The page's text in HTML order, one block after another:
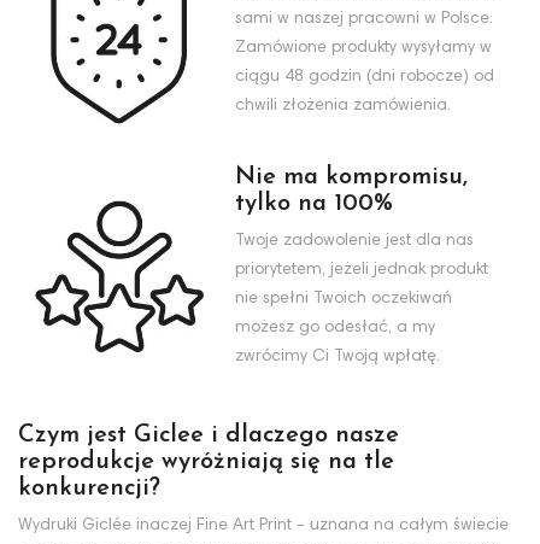
sami w naszej pracowni w Polsce.
Zamówione produkty wysyłamy w
ciągu 48 godzin (dni robocze) od
chwili złożenia zamówienia.
Nie ma kompromisu,
tylko na 100%
Twoje zadowolenie jest dla nas
priorytetem, jeżeli jednak produkt
nie spełni Twoich oczekiwań
możesz go odesłać, a my
zwrócimy Ci Twoją wpłatę.
Czym jest Giclee i dlaczego nasze
reprodukcje wyróżniają się na tle
konkurencji?
Wydruki Giclée inaczej Fine Art Print - uznana na całym świecie